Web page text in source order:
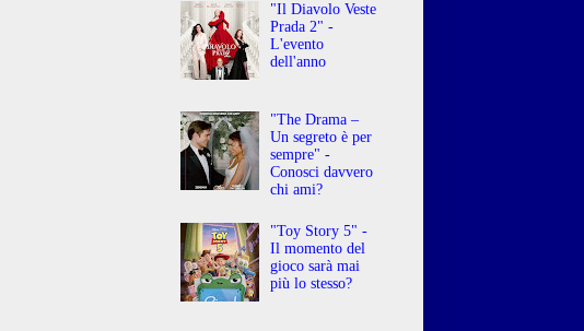
"Il Diavolo Veste
Prada 2" -
L'evento
dell'anno
"The Drama –
Un segreto è per
sempre" -
Conosci davvero
chi ami?
"Toy Story 5" -
Il momento del
gioco sarà mai
più lo stesso?